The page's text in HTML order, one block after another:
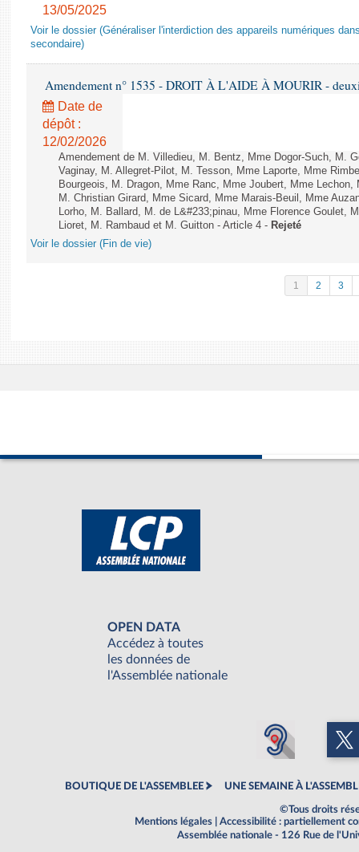
13/05/2025
Voir le dossier (Généraliser l'interdiction des appareils numériques
secondaire)
Amendement n° 1535 - DROIT À L'AIDE À MOURIR -
Date de
dépôt :
12/02/2026
Amendement de M. Villedieu, M. Bentz, Mme Dogor-Such, M.
Vaginay, M. Allegret-Pilot, M. Tesson, Mme Laporte, Mme
Bourgeois, M. Dragon, Mme Ranc, Mme Joubert, Mme
M. Christian Girard, Mme Sicard, Mme Marais-Beuil, Mme
Lorho, M. Ballard, M. de L&#233;pinau, Mme Florence Goulet,
Lioret, M. Rambaud et M. Guitton - Article 4 - Rejeté
Voir le dossier (Fin de vie)
1 2 3
OPEN DATA
Accédez à toutes
les données de
l'Assemblée nationale
BOUTIQUE DE L'ASSEMBLEE UNE SEMAINE À
©Tous droits
Mentions légales
Accessibilité : partiellement
Assemblée nationale - 126 Rue de